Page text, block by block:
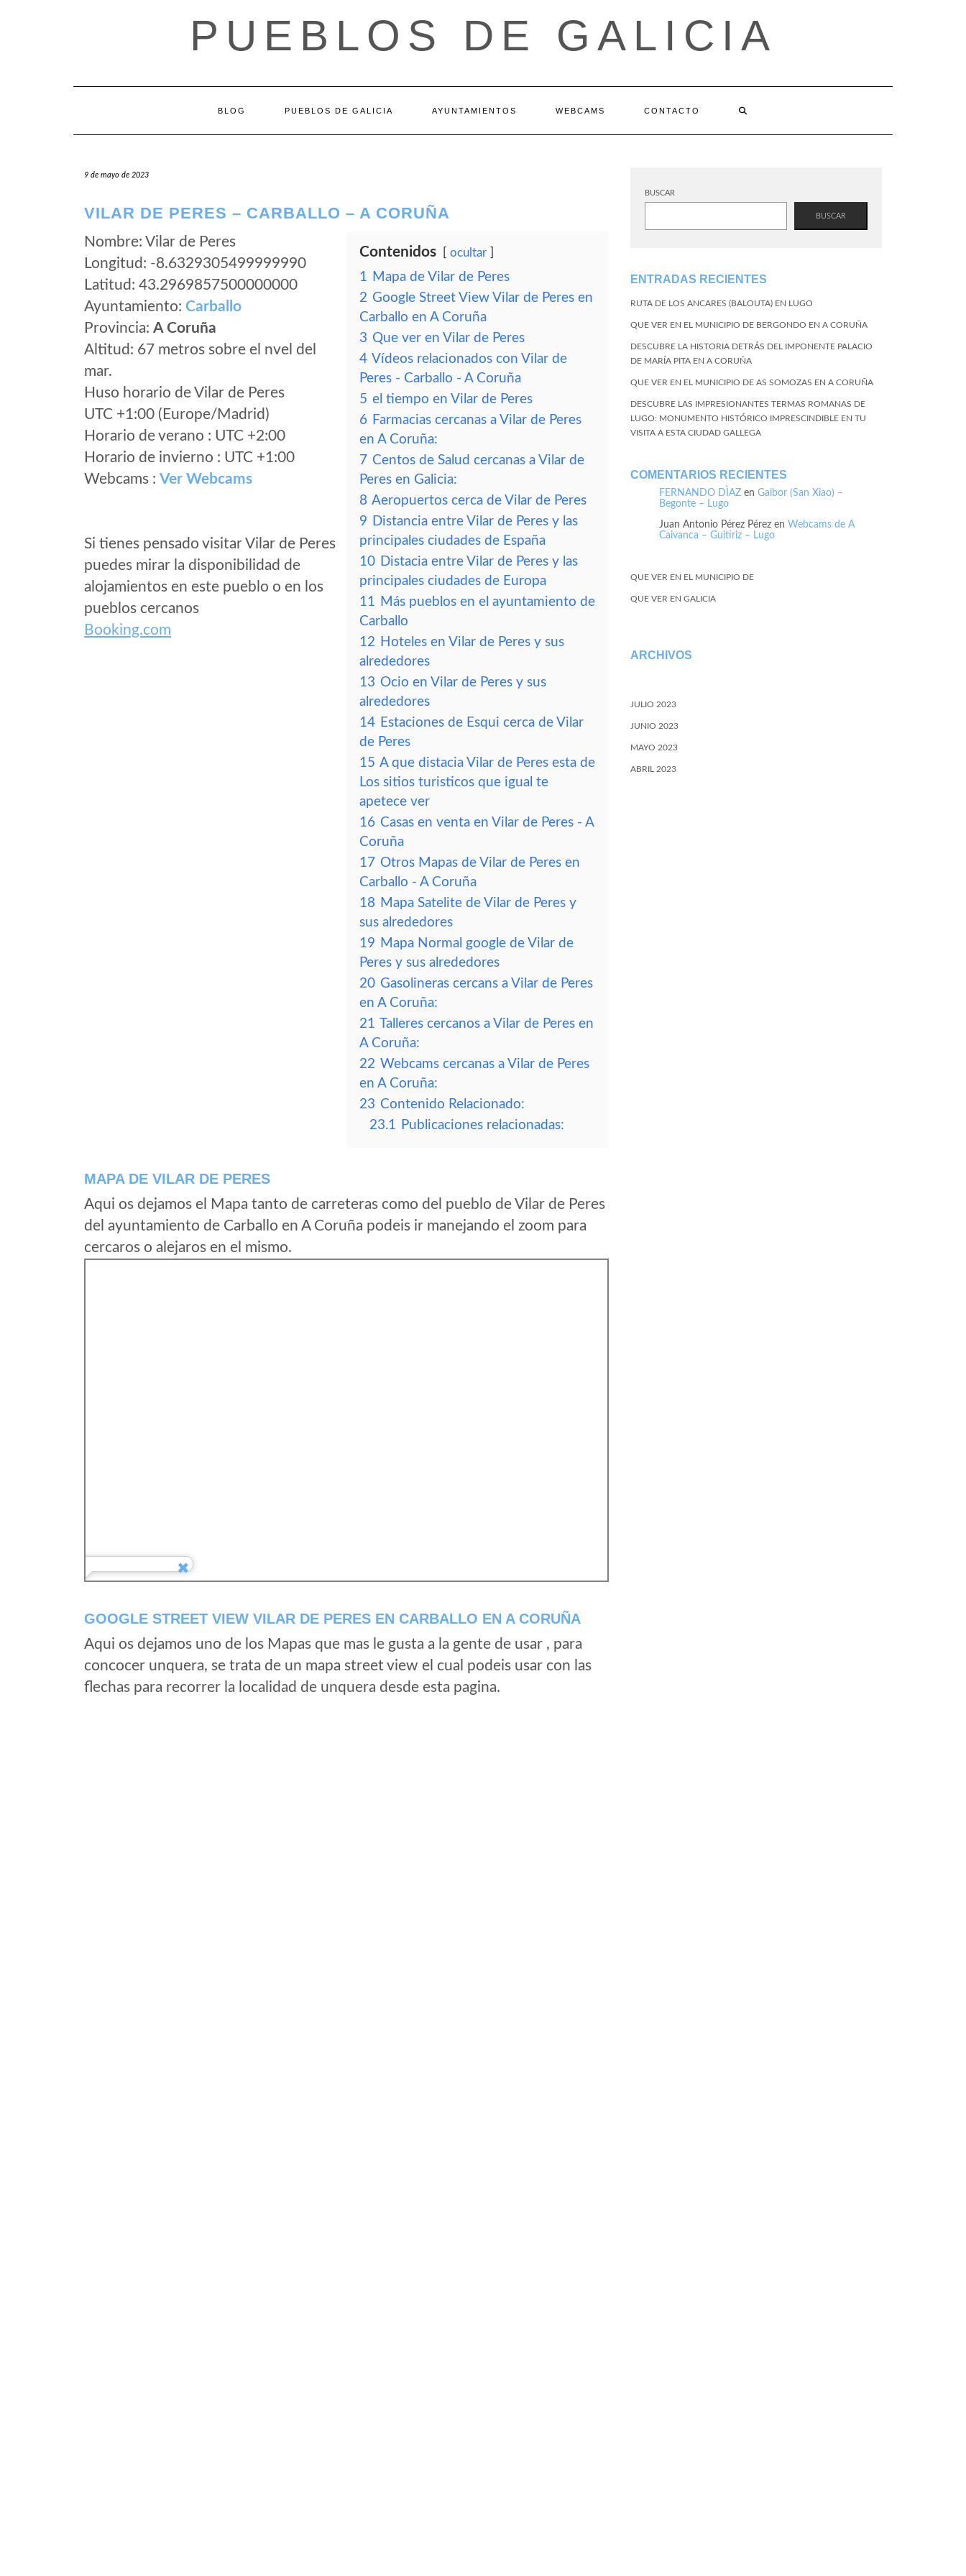
PUEBLOS DE GALICIA
BLOG PUEBLOS DE GALICIA AYUNTAMIENTOS WEBCAMS CONTACTO
9 de mayo de 2023
VILAR DE PERES – CARBALLO – A CORUÑA
Nombre: Vilar de Peres
Longitud: -8.6329305499999990
Latitud: 43.2969857500000000
Ayuntamiento: Carballo
Provincia: A Coruña
Altitud: 67 metros sobre el nvel del
mar.
Huso horario de Vilar de Peres
UTC +1:00 (Europe/Madrid)
Horario de verano : UTC +2:00
Horario de invierno : UTC +1:00
Webcams : Ver Webcams
Si tienes pensado visitar Vilar de Peres
puedes mirar la disponibilidad de
alojamientos en este pueblo o en los
pueblos cercanos
Booking.com
Contenidos ocultar
1 Mapa de Vilar de Peres
2 Google Street View Vilar de Peres en
Carballo en A Coruña
3 Que ver en Vilar de Peres
4 Vídeos relacionados con Vilar de
Peres - Carballo - A Coruña
5 el tiempo en Vilar de Peres
6 Farmacias cercanas a Vilar de Peres
en A Coruña:
7 Centos de Salud cercanas a Vilar de
Peres en Galicia:
8 Aeropuertos cerca de Vilar de Peres
9 Distancia entre Vilar de Peres y las
principales ciudades de España
10 Distacia entre Vilar de Peres y las
principales ciudades de Europa
11 Más pueblos en el ayuntamiento de
Carballo
12 Hoteles en Vilar de Peres y sus
alrededores
13 Ocio en Vilar de Peres y sus
alrededores
14 Estaciones de Esqui cerca de Vilar
de Peres
15 A que distacia Vilar de Peres esta de
Los sitios turisticos que igual te
apetece ver
16 Casas en venta en Vilar de Peres - A
Coruña
17 Otros Mapas de Vilar de Peres en
Carballo - A Coruña
18 Mapa Satelite de Vilar de Peres y
sus alrededores
19 Mapa Normal google de Vilar de
Peres y sus alrededores
20 Gasolineras cercans a Vilar de Peres
en A Coruña:
21 Talleres cercanos a Vilar de Peres en
A Coruña:
22 Webcams cercanas a Vilar de Peres
en A Coruña:
23 Contenido Relacionado:
23.1 Publicaciones relacionadas:
MAPA DE VILAR DE PERES
Aqui os dejamos el Mapa tanto de carreteras como del pueblo de Vilar de Peres
del ayuntamiento de Carballo en A Coruña podeis ir manejando el zoom para
cercaros o alejaros en el mismo.
GOOGLE STREET VIEW VILAR DE PERES EN CARBALLO EN A CORUÑA
Aqui os dejamos uno de los Mapas que mas le gusta a la gente de usar , para
concocer unquera, se trata de un mapa street view el cual podeis usar con las
flechas para recorrer la localidad de unquera desde esta pagina.
BUSCAR
BUSCAR
ENTRADAS RECIENTES
RUTA DE LOS ANCARES (BALOUTA) EN LUGO
QUE VER EN EL MUNICIPIO DE BERGONDO EN A CORUÑA
DESCUBRE LA HISTORIA DETRÁS DEL IMPONENTE PALACIO
DE MARÍA PITA EN A CORUÑA
QUE VER EN EL MUNICIPIO DE AS SOMOZAS EN A CORUÑA
DESCUBRE LAS IMPRESIONANTES TERMAS ROMANAS DE
LUGO: MONUMENTO HISTÓRICO IMPRESCINDIBLE EN TU
VISITA A ESTA CIUDAD GALLEGA
COMENTARIOS RECIENTES
FERNANDO DÌAZ en Gaibor (San Xiao) –
Begonte – Lugo
Juan Antonio Pérez Pérez en Webcams de A
Caivanca – Guitiriz – Lugo
QUE VER EN EL MUNICIPIO DE
QUE VER EN GALICIA
ARCHIVOS
JULIO 2023
JUNIO 2023
MAYO 2023
ABRIL 2023